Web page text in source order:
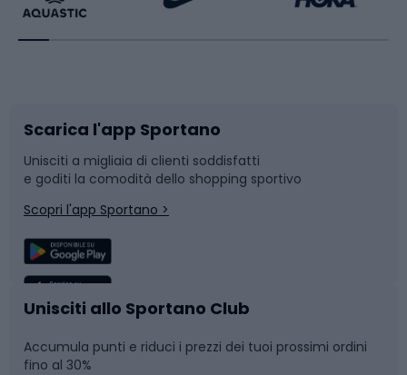
Bikepacking
Bushcraft
Corsa
Sport di squadra
Caschi da ciclismo
Skitouring
Sport con le racchette
Slitte e slittini
Snowboard
Camminata nordica
Nuoto
Pattinaggio
Scarica l'app Sportano
Unisciti a migliaia di clienti soddisfatti
e goditi la comodità dello shopping sportivo
Scopri l'app Sportano >
Unisciti allo Sportano Club
Accumula punti e riduci i prezzi dei tuoi prossimi ordini
fino al 30%